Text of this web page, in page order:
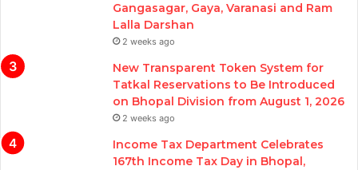
Gangasagar, Gaya, Varanasi and Ram
Lalla Darshan
2 weeks ago
New Transparent Token System for
Tatkal Reservations to Be Introduced
on Bhopal Division from August 1, 2026
2 weeks ago
Income Tax Department Celebrates
167th Income Tax Day in Bhopal,